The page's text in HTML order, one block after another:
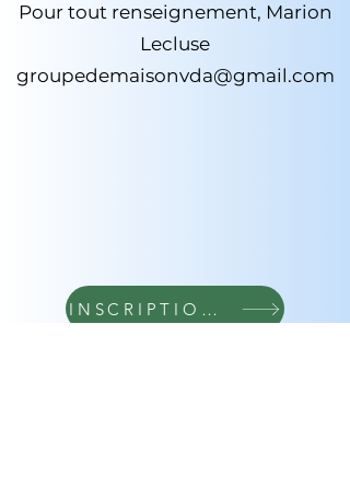
Pour tout renseignement, Marion
Lecluse
groupedemaisonvda@gmail.com
INSCRIPTIONS ICI